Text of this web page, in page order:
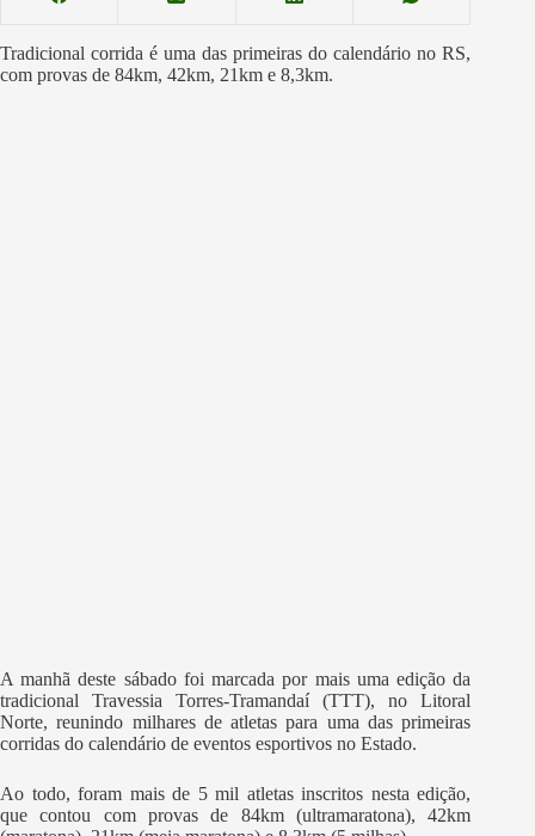
Tradicional corrida é uma das primeiras do calendário no RS,
com provas de 84km, 42km, 21km e 8,3km.
A manhã deste sábado foi marcada por mais uma edição da
tradicional Travessia Torres-Tramandaí (TTT), no Litoral
Norte, reunindo milhares de atletas para uma das primeiras
corridas do calendário de eventos esportivos no Estado.
Ao todo, foram mais de 5 mil atletas inscritos nesta edição,
que contou com provas de 84km (ultramaratona), 42km